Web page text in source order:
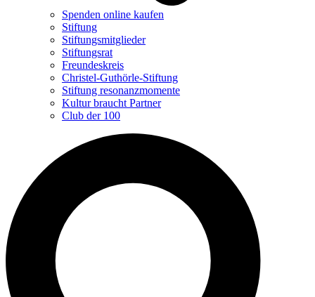
Spenden online kaufen
Stiftung
Stiftungsmitglieder
Stiftungsrat
Freundeskreis
Christel-Guthörle-Stiftung
Stiftung resonanzmomente
Kultur braucht Partner
Club der 100